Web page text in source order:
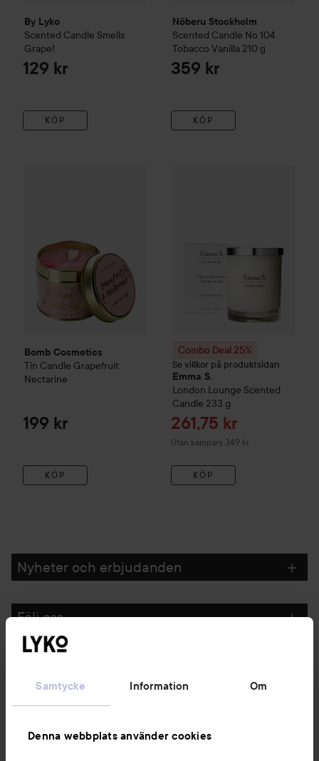
Samtycke Information Om
Denna webbplats använder cookies
By Lyko
Scented Candle Smells
Grape!
129 kr
KÖP
Nõberu Stockholm
Scented Candle No 104
Tobacco Vanilla 210 g
359 kr
KÖP
Bomb Cosmetics
Tin Candle Grapefruit
Nectarine
199 kr
KÖP
Combo Deal 25%
Se villkor på produktsidan
Emma S.
London Lounge Scented
Candle 233 g
Reapris
261,75 kr
Utan kampanj 349 kr
KÖP
Nyheter och erbjudanden
Följ oss